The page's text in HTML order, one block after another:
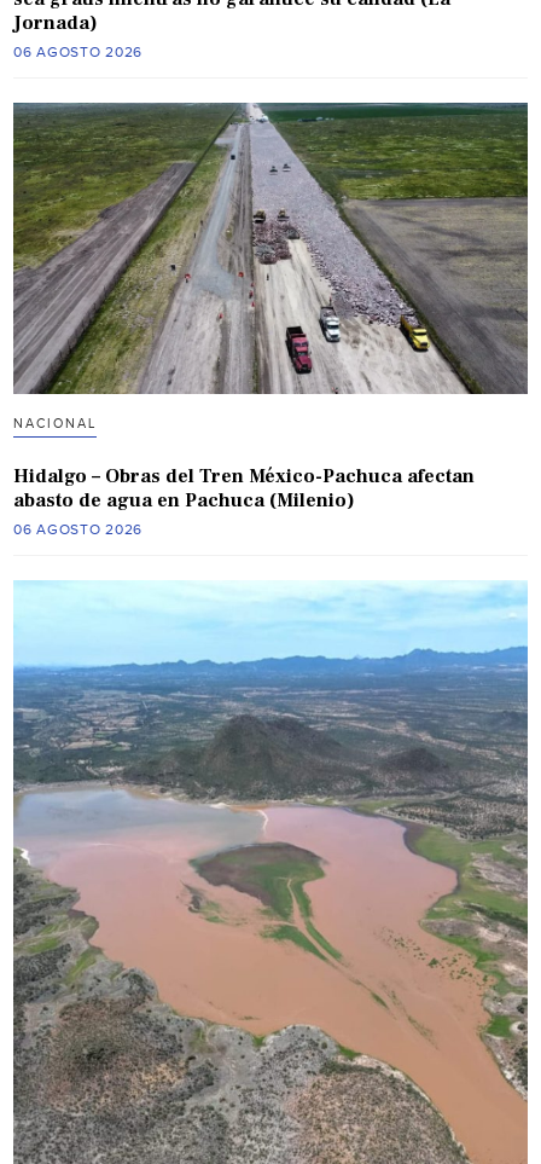
Jornada)
06 AGOSTO 2026
NACIONAL
Hidalgo – Obras del Tren México-Pachuca afectan
abasto de agua en Pachuca (Milenio)
06 AGOSTO 2026